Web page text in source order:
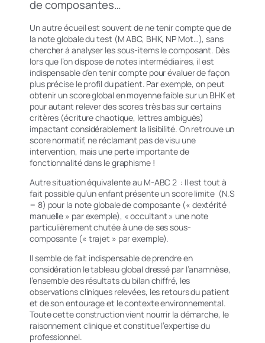
de composantes…
Un autre écueil est souvent de ne tenir compte que de
la note globale du test (M ABC, BHK, NP Mot…), sans
chercher à analyser les sous-items le composant. Dès
lors que l’on dispose de notes intermédiaires, il est
indispensable d’en tenir compte pour évaluer de façon
plus précise le profil du patient. Par exemple, on peut
obtenir un score global en moyenne faible sur un BHK et
pour autant relever des scores très bas sur certains
critères (écriture chaotique, lettres ambiguës)
impactant considérablement la lisibilité. On retrouve un
score normatif, ne réclamant pas de visu une
intervention, mais une perte importante de
fonctionnalité dans le graphisme !
Autre situation équivalente au M-ABC 2 : Il est tout à
fait possible qu’un enfant présente un score limite (N.S
= 8) pour la note globale de composante (« dextérité
manuelle » par exemple), « occultant » une note
particulièrement chutée à une de sessous-
composante (« trajet » par exemple).
Il semble de fait indispensable de prendre en
considération le tableau global dressé par l’anamnèse,
l’ensemble des résultats du bilan chiffré, les
observations cliniques relevées, les retours du patient
et de son entourage et le contexte environnemental.
Toute cette construction vient nourrir la démarche, le
raisonnement clinique et constitue l’expertise du
professionnel.